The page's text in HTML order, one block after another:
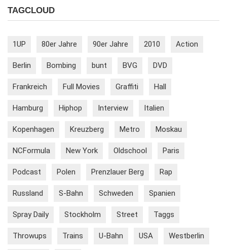
TAGCLOUD
1UP 80er Jahre 90er Jahre 2010 Action
Berlin Bombing bunt BVG DVD
Frankreich Full Movies Graffiti Hall
Hamburg Hiphop Interview Italien
Kopenhagen Kreuzberg Metro Moskau
NCFormula New York Oldschool Paris
Podcast Polen Prenzlauer Berg Rap
Russland S-Bahn Schweden Spanien
Spray Daily Stockholm Street Taggs
Throwups Trains U-Bahn USA Westberlin